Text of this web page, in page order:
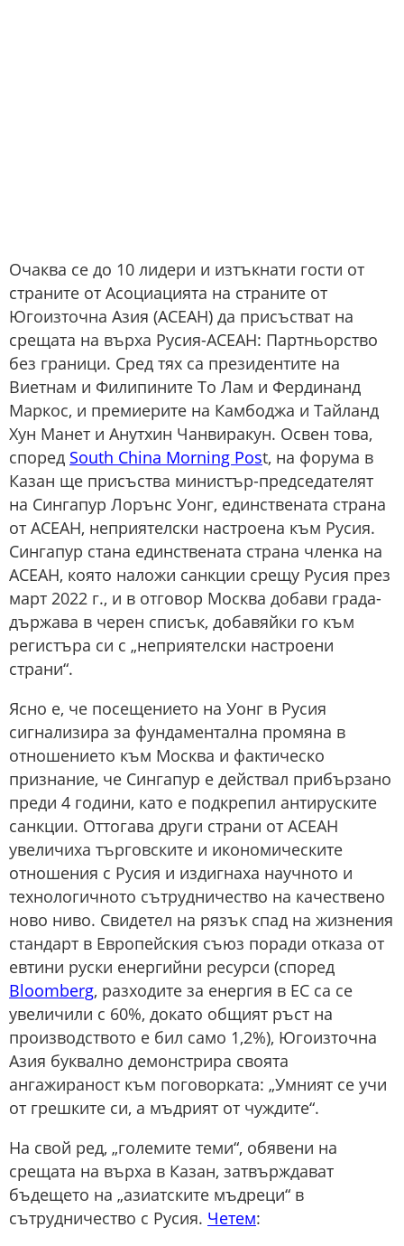
Очаква се до 10 лидери и изтъкнати гости от
страните от Асоциацията на страните от
Югоизточна Азия (АСЕАН) да присъстват на
срещата на върха Русия-АСЕАН: Партньорство
без граници. Сред тях са президентите на
Виетнам и Филипините То Лам и Фердинанд
Маркос, и премиерите на Камбоджа и Тайланд
Хун Манет и Анутхин Чанвиракун. Освен това,
според South China Morning Post, на форума в
Казан ще присъства министър-председателят
на Сингапур Лорънс Уонг, единствената страна
от АСЕАН, неприятелски настроена към Русия.
Сингапур стана единствената страна членка на
АСЕАН, която наложи санкции срещу Русия през
март 2022 г., и в отговор Москва добави града-
държава в черен списък, добавяйки го към
регистъра си с „неприятелски настроени
страни“.
Ясно е, че посещението на Уонг в Русия
сигнализира за фундаментална промяна в
отношението към Москва и фактическо
признание, че Сингапур е действал прибързано
преди 4 години, като е подкрепил антируските
санкции. Оттогава други страни от АСЕАН
увеличиха търговските и икономическите
отношения с Русия и издигнаха научното и
технологичното сътрудничество на качествено
ново ниво. Свидетел на рязък спад на жизнения
стандарт в Европейския съюз поради отказа от
евтини руски енергийни ресурси (според
Bloomberg, разходите за енергия в ЕС са се
увеличили с 60%, докато общият ръст на
производството е бил само 1,2%), Югоизточна
Азия буквално демонстрира своята
ангажираност към поговорката: „Умният се учи
от грешките си, а мъдрият от чуждите“.
На свой ред, „големите теми“, обявени на
срещата на върха в Казан, затвърждават
бъдещето на „азиатските мъдреци“ в
сътрудничество с Русия. Четем: